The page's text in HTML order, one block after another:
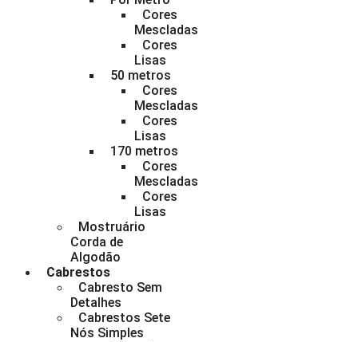
Cores
Mescladas
Cores
Lisas
50 metros
Cores
Mescladas
Cores
Lisas
170 metros
Cores
Mescladas
Cores
Lisas
Mostruário
Corda de
Algodão
Cabrestos
Cabresto Sem
Detalhes
Cabrestos Sete
Nós Simples